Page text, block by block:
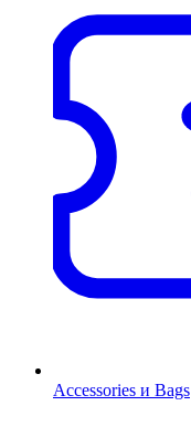
Accessories и Bags